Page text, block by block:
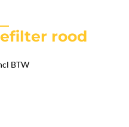
rood
BTW